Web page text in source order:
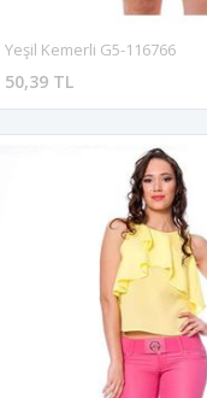
Yeşil Kemerli G5-116766
50,39 TL